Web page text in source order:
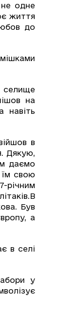
одне
життя
до
селище
на
навіть
в
Дякую,
даємо
їм свою
річним
Був
а
в селі
у